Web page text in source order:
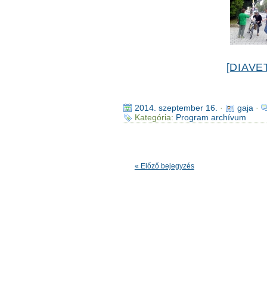
2014. szeptember 16. · gaja ·
Kategória: Program archívum
« Előző bejegyzés